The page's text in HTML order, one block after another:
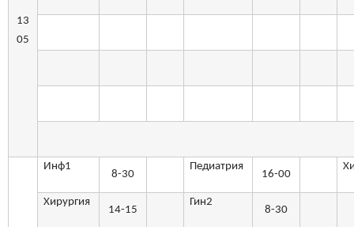
13
05
Инф1
8-30
Педиатрия
16-00
Хирургия
14-15
Гин2
8-30